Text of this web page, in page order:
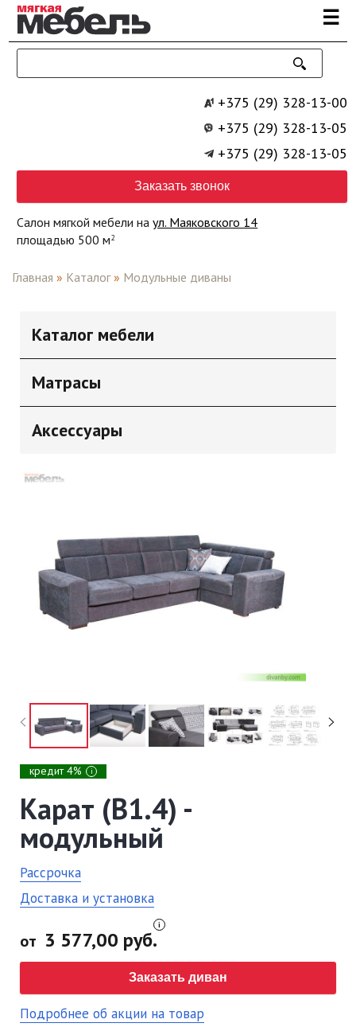
Перейти к основному содержанию ☰
+375 (29) 328-13-00
+375 (29) 328-13-05
+375 (29) 328-13-05
Заказать звонок
Салон мягкой мебели наул. Маяковского 14
площадью 500 м2
Главная » Каталог » Модульные диваны
Каталог мебели
Матрасы
Аксессуары
кредит 4% i
Карат (В1.4) -
модульный
Рассрочка
Доставка и установка
от 3 577,00 руб.
Заказать диван
Подробнее об акции на товар